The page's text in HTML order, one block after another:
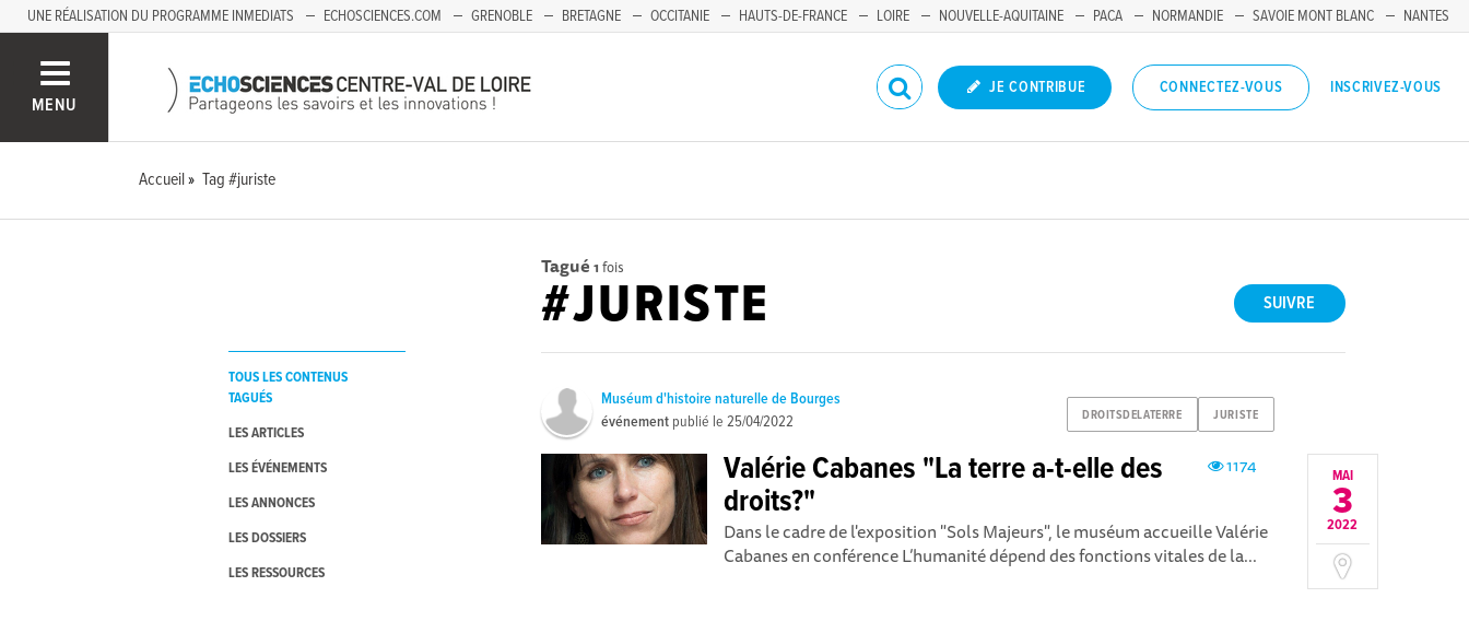
UNE RÉALISATION DU PROGRAMME INMEDIATS ECHOSCIENCES.COM GRENOBLE BRETAGNE OCCITANIE HAUTS-DE-FRANCE LOIRE NOUVELLE-AQUITAINE PACA NORMANDIE SAVOIE MONT BLANC
NANTES
MENU
JE CONTRIBUE CONNECTEZ-VOUS INSCRIVEZ-VOUS
Accueil Tag #juriste
TOUS LES CONTENUS
TAGUÉS
LES ARTICLES
LES ÉVÉNEMENTS
LES ANNONCES
LES DOSSIERS
LES RESSOURCES
Tagué 1 fois
SUIVRE
#JURISTE
DROITSDELATERRE JURISTE
Muséum d'histoire naturelle de Bourges
événement publié le25/04/2022
MAI
3
2022
1174
Valérie Cabanes "La terre a-t-elle des
droits?"
Dans le cadre de l'exposition "Sols Majeurs", le muséum accueille Valérie
Cabanes en conférence L’humanité dépend des fonctions vitales de la...